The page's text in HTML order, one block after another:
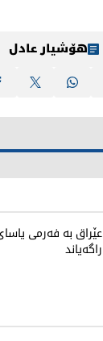
هۆشیار عادل
عێراق بە فەرمی
راگەیاند